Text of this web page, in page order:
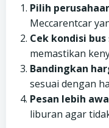
Pilih
Meccarentcar
Cek kondisi bus
memastikan
Bandingkan
sesuai dengan
Pesan lebih
liburan agar